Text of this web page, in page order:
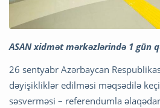
ASAN xidmət mərkəzlərində 1 gün
26 sentyabr Azərbaycan
dəyişikliklər edilməsi məqsədilə
səsverməsi – referendumla